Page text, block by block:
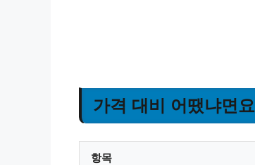
가격 대비 어땠냐면요
항목